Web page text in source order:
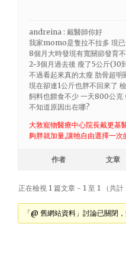
andreina : 戴醫師你好
我家momo是隻拉不拉多 現
8個月大時發現有寬關節發育
2~3個月過去後 瘦了5公斤(30
不過看起來真的太瘦 肋骨超
現在卻連1公斤也胖不回來了
飼料也餵食不少 一天800公克
不知道原因出在哪?
大敦寵物醫療中心院長戴更基
夠胖就加量,讓牠自由選擇一次
作者 文章
正在檢視 1 篇文章 - 1 至 1 （共計
「@ 舊網站資料」討論已關閉